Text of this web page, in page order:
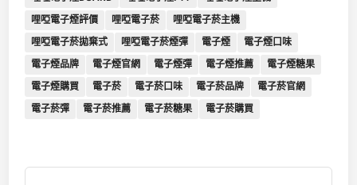
哩啞電子煙評價
哩啞電子菸
哩啞電子菸主機
哩啞電子菸拋棄式
哩啞電子菸煙彈 電子煙
電子煙口味
電子煙品牌
電子煙官網 電子煙彈 電子煙推薦
電子煙糖果
電子煙購買
電子菸 電子菸口味 電子菸品牌
電子菸官網
電子菸彈
電子菸推薦 電子菸糖果 電子菸購買